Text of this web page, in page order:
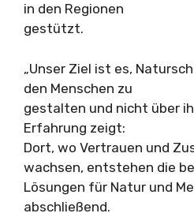
in den Regionen
gestützt.
„Unser Ziel ist es,
den Menschen zu
gestalten und nicht über
Erfahrung zeigt:
Dort, wo Vertrauen und
wachsen, entstehen die
Lösungen für Natur und
abschließend.